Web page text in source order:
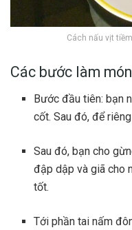
Cách nấu vịt
Các bước làm
Bước đầu tiên: bạn
cốt. Sau đó, để
Sau đó, bạn cho
đập dập và giã cho
tốt.
Tới phần tai nấm